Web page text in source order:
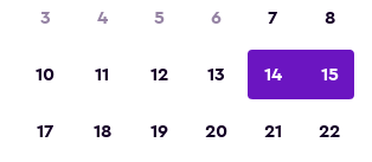
3 4 5 6 7 8
10 11 12 13 14 15
17 18 19 20 21 22